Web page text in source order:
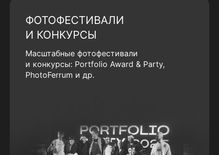
ФОТОФЕСТИВАЛИ
И КОНКУРСЫ
Масштабные фотофестивали
и конкурсы: Portfolio Award & Party,
PhotoFerrum и др.